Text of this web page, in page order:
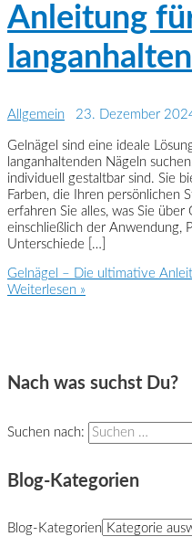
Anleitung
Allgemein 23. Dezember
Gelnägel sind eine ideale
langanhaltenden Nägeln
individuell gestaltbar sind. Sie
Farben, die Ihren persönlichen
erfahren Sie alles, was Sie über
einschließlich der Anwendung,
Unterschiede […]
Gelnägel – Die ultimative
Weiterlesen »
Nach was suchst Du?
Suchen nach:
Blog-Kategorien
Blog-Kategorien